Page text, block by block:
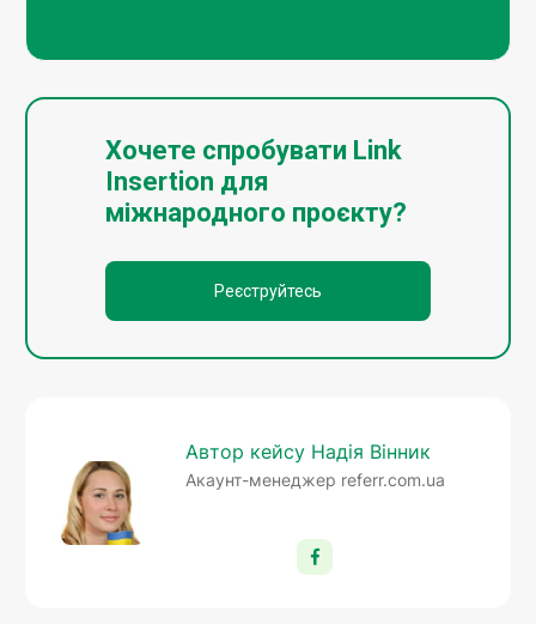
Хочете спробувати Link
Insertion для
міжнародного проєкту?
Реєструйтесь
Автор кейсу Надія Вінник
Акаунт-менеджер referr.com.ua